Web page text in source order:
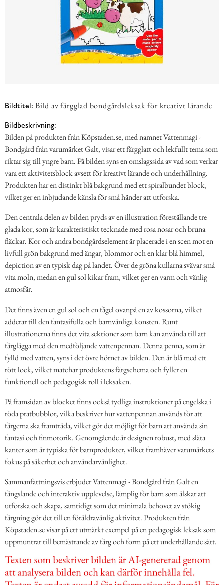
Bildtitel: Bild av färgglad bondgårdsleksak för kreativt lärande
Bildbeskrivning:
Bilden på produkten från Köpstaden.se, med namnet Vattenmagi -
Bondgård från varumärket Galt, visar ett färgglatt och lekfullt tema som
riktar sig till yngre barn. På bilden syns en omslagssida av vad som verkar
vara ett aktivitetsblock avsett för kreativt lärande och underhållning.
Produkten har en distinkt blå bakgrund med ett spiralbundet block,
vilket ger en inbjudande känsla för små händer att utforska.
Den centrala delen av bilden pryds av en illustration föreställande tre
glada kor, som är karakteristiskt tecknade med rosa nosar och bruna
fläckar. Kor och andra bondgårdselement är placerade i en scen mot en
livfull grön bakgrund med ängar, blommor och en klar blå himmel,
depiction av en typisk dag på landet. Över de gröna kullarna svävar små
vita moln, medan en gul sol kikar fram, vilket ger en varm och vänlig
atmosfär.
Det finns även en gul sol och en fågel ovanpå en av kossorna, vilket
adderar till den fantasifulla och barnvänliga konsten. Runt
illustrationerna finns det vita sektioner som barn kan använda till att
färglägga med den medföljande vattenpennan. Denna penna, som är
fylld med vatten, syns i det övre hörnet av bilden. Den är blå med ett
rött lock, vilket matchar produktens färgschema och fyller en
funktionell och pedagogisk roll i leksaken.
På framsidan av blocket finns också tydliga instruktioner på engelska i
röda pratbubblor, vilka beskriver hur vattenpennan används för att
färgerna ska framträda, vilket gör det möjligt för barn att använda sin
fantasi och finmotorik. Genomgående är designen robust, med släta
kanter som är typiska för barnprodukter, vilket framhäver varumärkets
fokus på säkerhet och användarvänlighet.
Sammanfattningsvis erbjuder Vattenmagi - Bondgård från Galt en
fängslande och interaktiv upplevelse, lämplig för barn som älskar att
utforska och skapa, samtidigt som det minimala behovet av stökig
färgning gör det till en föräldravänlig aktivitet. Produkten från
Köpstaden.se visar på ett utmärkt exempel på en pedagogisk leksak som
uppmuntrar till bemästrande av färg och form på ett underhållande sätt.